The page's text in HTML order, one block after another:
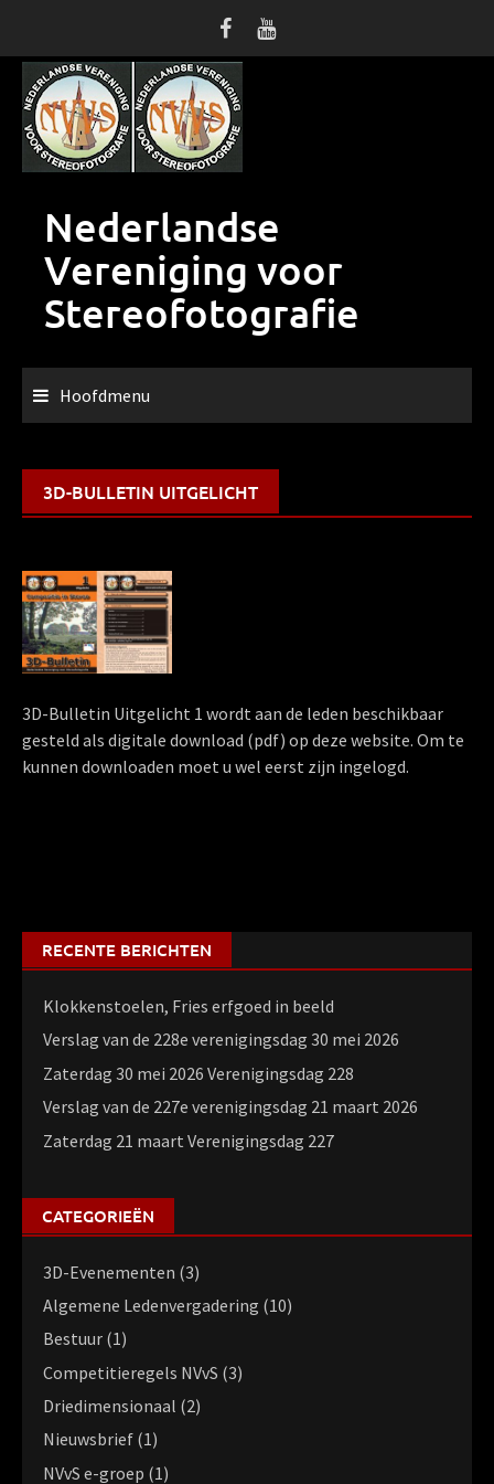
inhoud
Nederlandse
Vereniging voor
Stereofotografie
Hoofdmenu
3D-BULLETIN UITGELICHT
3D-Bulletin Uitgelicht 1 wordt aan de leden beschikbaar
gesteld als digitale download (pdf) op deze website. Om te
kunnen downloaden moet u wel eerst zijn ingelogd.
RECENTE BERICHTEN
Klokkenstoelen, Fries erfgoed in beeld
Verslag van de 228e verenigingsdag 30 mei 2026
Zaterdag 30 mei 2026 Verenigingsdag 228
Verslag van de 227e verenigingsdag 21 maart 2026
Zaterdag 21 maart Verenigingsdag 227
CATEGORIEËN
3D-Evenementen (3)
Algemene Ledenvergadering (10)
Bestuur (1)
Competitieregels NVvS (3)
Driedimensionaal (2)
Nieuwsbrief (1)
NVvS e-groep (1)